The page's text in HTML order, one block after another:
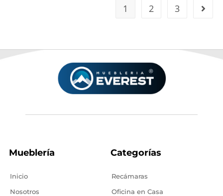
1 2 3
Mueblería
Inicio
Nosotros
Categorías
Recámaras
Oficina en Casa